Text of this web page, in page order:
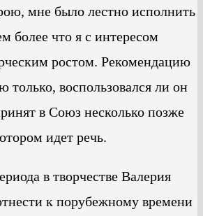
мне было лестно исполнить
более что я с интересом
ростом. Рекомендацию
только, воспользовался ли он
в Союз несколько позже
идет речь.
в творчестве Валерия
к порубежному времени